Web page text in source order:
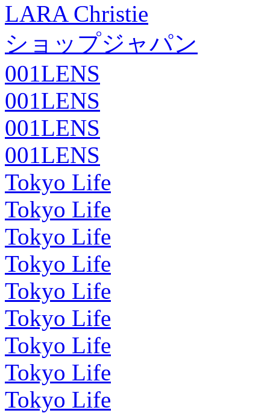
LARA Christie
ショップジャパン
001LENS
001LENS
001LENS
001LENS
Tokyo Life
Tokyo Life
Tokyo Life
Tokyo Life
Tokyo Life
Tokyo Life
Tokyo Life
Tokyo Life
Tokyo Life